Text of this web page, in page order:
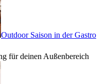
Outdoor Saison in der Gastro
für deinen Außenbereich